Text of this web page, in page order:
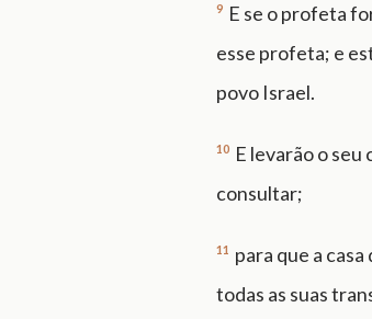
9 E se o profeta
esse profeta; e
povo Israel.
10 E levarão o
consultar;
11 para que a
todas as suas